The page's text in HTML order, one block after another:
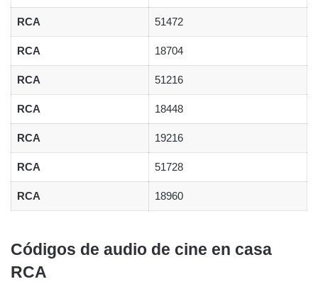
RCA 51472
RCA 18704
RCA 51216
RCA 18448
RCA 19216
RCA 51728
RCA 18960
Códigos de audio de cine en casa
RCA